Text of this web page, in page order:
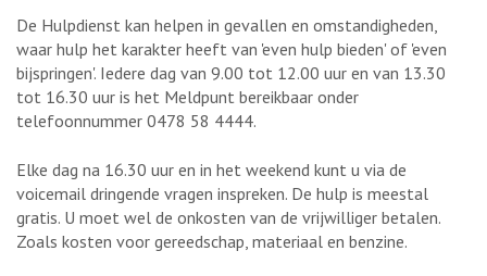
De Hulpdienst kan helpen in gevallen en omstandigheden,
waar hulp het karakter heeft van 'even hulp bieden' of 'even
bijspringen'. Iedere dag van 9.00 tot 12.00 uur en van 13.30
tot 16.30 uur is het Meldpunt bereikbaar onder
telefoonnummer 0478 58 4444.
Elke dag na 16.30 uur en in het weekend kunt u via de
voicemail dringende vragen inspreken. De hulp is meestal
gratis. U moet wel de onkosten van de vrijwilliger betalen.
Zoals kosten voor gereedschap, materiaal en benzine.